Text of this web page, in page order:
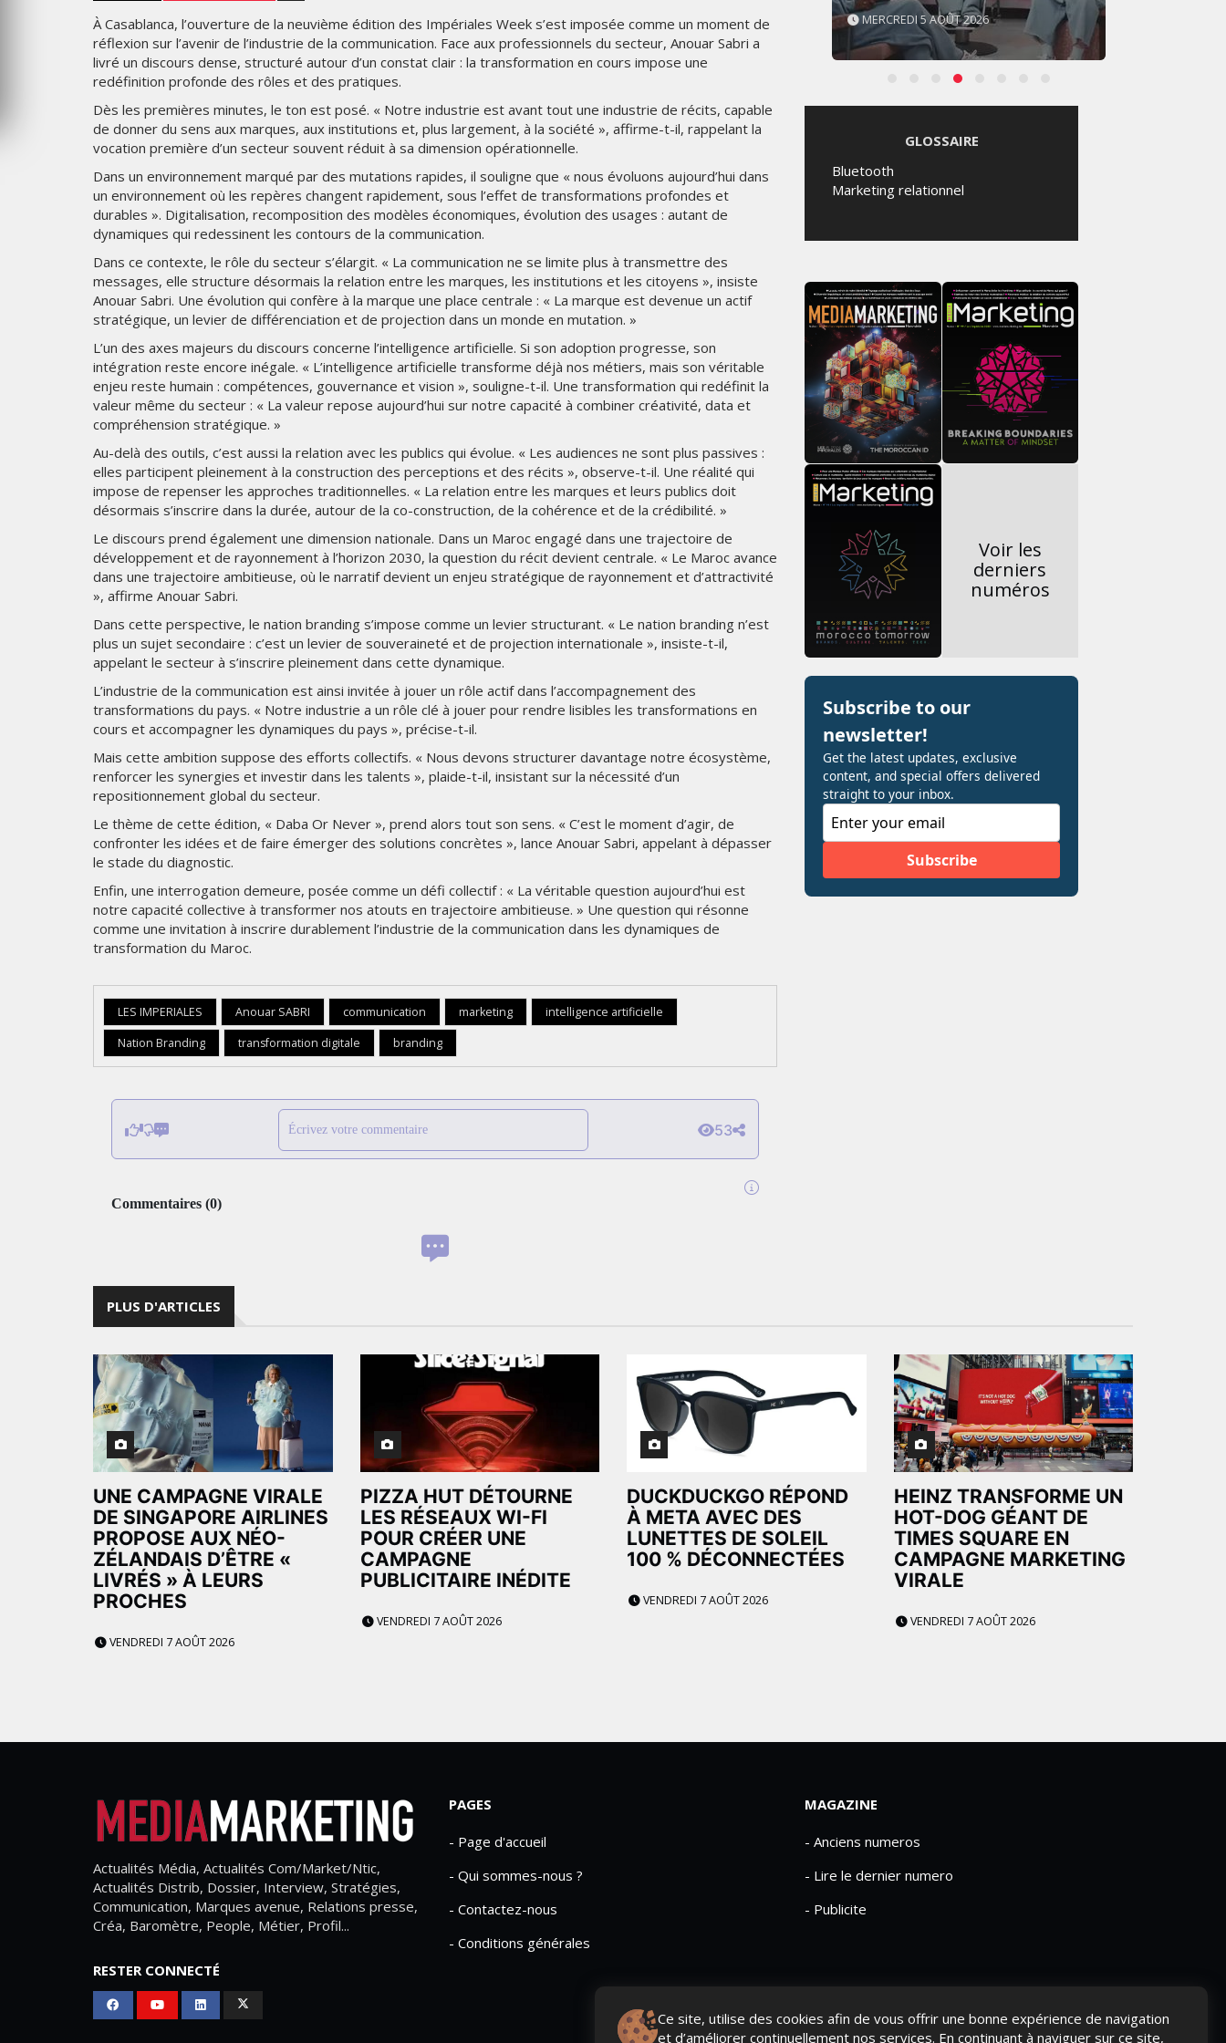
À Casablanca, l’ouverture de la neuvième édition des Impériales Week s’est imposée comme un moment de
réflexion sur l’avenir de l’industrie de la communication. Face aux professionnels du secteur, Anouar Sabri a
livré un discours dense, structuré autour d’un constat clair : la transformation en cours impose une
redéfinition profonde des rôles et des pratiques.
Dès les premières minutes, le ton est posé. « Notre industrie est avant tout une industrie de récits, capable
de donner du sens aux marques, aux institutions et, plus largement, à la société », affirme-t-il, rappelant la
vocation première d’un secteur souvent réduit à sa dimension opérationnelle.
Dans un environnement marqué par des mutations rapides, il souligne que « nous évoluons aujourd’hui dans
un environnement où les repères changent rapidement, sous l’effet de transformations profondes et
durables ». Digitalisation, recomposition des modèles économiques, évolution des usages : autant de
dynamiques qui redessinent les contours de la communication.
Dans ce contexte, le rôle du secteur s’élargit. « La communication ne se limite plus à transmettre des
messages, elle structure désormais la relation entre les marques, les institutions et les citoyens », insiste
Anouar Sabri. Une évolution qui confère à la marque une place centrale : « La marque est devenue un actif
stratégique, un levier de différenciation et de projection dans un monde en mutation. »
L’un des axes majeurs du discours concerne l’intelligence artificielle. Si son adoption progresse, son
intégration reste encore inégale. « L’intelligence artificielle transforme déjà nos métiers, mais son véritable
enjeu reste humain : compétences, gouvernance et vision », souligne-t-il. Une transformation qui redéfinit la
valeur même du secteur : « La valeur repose aujourd’hui sur notre capacité à combiner créativité, data et
compréhension stratégique. »
Au-delà des outils, c’est aussi la relation avec les publics qui évolue. « Les audiences ne sont plus passives :
elles participent pleinement à la construction des perceptions et des récits », observe-t-il. Une réalité qui
impose de repenser les approches traditionnelles. « La relation entre les marques et leurs publics doit
désormais s’inscrire dans la durée, autour de la co-construction, de la cohérence et de la crédibilité. »
Le discours prend également une dimension nationale. Dans un Maroc engagé dans une trajectoire de
développement et de rayonnement à l’horizon 2030, la question du récit devient centrale. « Le Maroc avance
dans une trajectoire ambitieuse, où le narratif devient un enjeu stratégique de rayonnement et d’attractivité
», affirme Anouar Sabri.
Dans cette perspective, le nation branding s’impose comme un levier structurant. « Le nation branding n’est
plus un sujet secondaire : c’est un levier de souveraineté et de projection internationale », insiste-t-il,
appelant le secteur à s’inscrire pleinement dans cette dynamique.
L’industrie de la communication est ainsi invitée à jouer un rôle actif dans l’accompagnement des
transformations du pays. « Notre industrie a un rôle clé à jouer pour rendre lisibles les transformations en
cours et accompagner les dynamiques du pays », précise-t-il.
Mais cette ambition suppose des efforts collectifs. « Nous devons structurer davantage notre écosystème,
renforcer les synergies et investir dans les talents », plaide-t-il, insistant sur la nécessité d’un
repositionnement global du secteur.
Le thème de cette édition, « Daba Or Never », prend alors tout son sens. « C’est le moment d’agir, de
confronter les idées et de faire émerger des solutions concrètes », lance Anouar Sabri, appelant à dépasser
le stade du diagnostic.
Enfin, une interrogation demeure, posée comme un défi collectif : « La véritable question aujourd’hui est
notre capacité collective à transformer nos atouts en trajectoire ambitieuse. » Une question qui résonne
comme une invitation à inscrire durablement l’industrie de la communication dans les dynamiques de
transformation du Maroc.
LES IMPERIALES Anouar SABRI communication marketing
intelligence artificielle
Nation Branding
transformation digitale branding
Écrivez votre commentaire 53
Commentaires (0)
MERCREDI 5 AOÛT 2026 MERCREDI 5 AOÛT 2026 MARDI 4 AOÛT 2026
GLOSSAIRE
Bluetooth
Marketing relationnel
Voir les
derniers
numéros
PLUS D'ARTICLES
UNE CAMPAGNE VIRALE
DE SINGAPORE AIRLINES
PROPOSE AUX NÉO-
ZÉLANDAIS D’ÊTRE «
LIVRÉS » À LEURS
PROCHES
VENDREDI 7 AOÛT 2026
PIZZA HUT DÉTOURNE
LES RÉSEAUX WI-FI
POUR CRÉER UNE
CAMPAGNE
PUBLICITAIRE INÉDITE
VENDREDI 7 AOÛT 2026
DUCKDUCKGO RÉPOND
À META AVEC DES
LUNETTES DE SOLEIL
100 % DÉCONNECTÉES
VENDREDI 7 AOÛT 2026
HEINZ TRANSFORME UN
HOT-DOG GÉANT DE
TIMES SQUARE EN
CAMPAGNE MARKETING
VIRALE
VENDREDI 7 AOÛT 2026
Ce site, utilise des cookies afin de vous offrir une bonne expérience de navigation
et d’améliorer continuellement nos services. En continuant à naviguer sur ce site,
Actualités Média, Actualités Com/Market/Ntic,
Actualités Distrib, Dossier, Interview, Stratégies,
Communication, Marques avenue, Relations presse,
Créa, Baromètre, People, Métier, Profil...
RESTER CONNECTÉ
PAGES
- Page d'accueil
- Qui sommes-nous ?
- Contactez-nous
- Conditions générales
MAGAZINE
- Anciens numeros
- Lire le dernier numero
- Publicite